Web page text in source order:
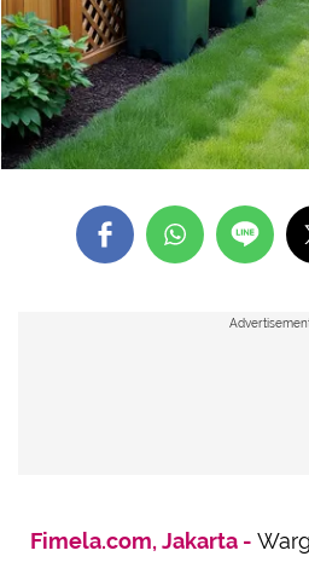
Fimela.com, Jakarta -